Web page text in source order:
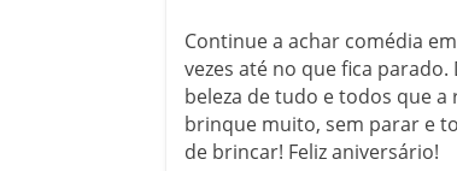
Continue a achar comédia
vezes até no que fica
beleza de tudo e todos que
brinque muito, sem parar e
de brincar! Feliz aniversário!